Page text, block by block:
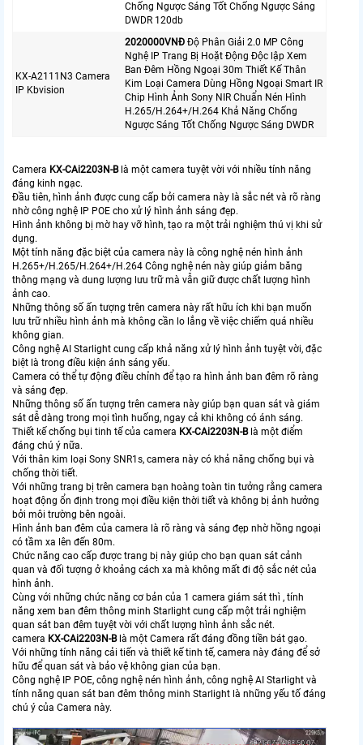
Chống Ngược Sáng Tốt Chống Ngược Sáng
DWDR 120db
KX-A2111N3 Camera
IP Kbvision
2020000VNÐ Độ Phân Giải 2.0 MP Công
Nghệ IP Trang Bị Hoặt Động Độc lập Xem
Ban Đêm Hồng Ngoại 30m Thiết Kế Thân
Kim Loại Camera Dùng Hồng Ngoại Smart IR
Chip Hình Ảnh Sony NIR Chuẩn Nén Hình
H.265/H.264+/H.264 Khả Năng Chống
Ngược Sáng Tốt Chống Ngược Sáng DWDR
Camera KX-CAi2203N-Blà một camera tuyệt vời với nhiều tính năng
đáng kinh ngạc.
Đầu tiên, hình ảnh được cung cấp bởi camera này là sắc nét và rõ ràng
nhờ công nghệ IP POE cho xử lý hình ảnh sáng đẹp.
Hình ảnh không bị mờ hay vỡ hình, tạo ra một trải nghiệm thú vị khi sử
dụng.
Một tính năng đặc biệt của camera này là công nghệ nén hình ảnh
H.265+/H.265/H.264+/H.264 Công nghệ nén này giúp giảm băng
thông mạng và dung lượng lưu trữ mà vẫn giữ được chất lượng hình
ảnh cao.
Những thông số ấn tượng trên camera này rất hữu ích khi bạn muốn
lưu trữ nhiều hình ảnh mà không cần lo lắng về việc chiếm quá nhiều
không gian.
Công nghệ AI Starlight cung cấp khả năng xử lý hình ảnh tuyệt vời, đặc
biệt là trong điều kiện ánh sáng yếu.
Camera có thể tự động điều chỉnh để tạo ra hình ảnh ban đêm rõ ràng
và sáng đẹp.
Những thông số ấn tượng trên camera này giúp bạn quan sát và giám
sát dễ dàng trong mọi tình huống, ngay cả khi không có ánh sáng.
Thiết kế chống bụi tinh tế của camera KX-CAi2203N-Blà một điểm
đáng chú ý nữa.
Với thân kim loại Sony SNR1s, camera này có khả năng chống bụi và
chống thời tiết.
Với những trang bị trên camera bạn hoàng toàn tin tưởng rằng camera
hoạt động ổn định trong mọi điều kiện thời tiết và không bị ảnh hưởng
bởi môi trường bên ngoài.
Hình ảnh ban đêm của camera là rõ ràng và sáng đẹp nhờ hồng ngoại
có tầm xa lên đến 80m.
Chức năng cao cấp được trang bị này giúp cho bạn quan sát cảnh
quan và đối tượng ở khoảng cách xa mà không mất đi độ sắc nét của
hình ảnh.
Cùng với những chức năng cơ bản của 1 camera giám sát thì , tính
năng xem ban đêm thông minh Starlight cung cấp một trải nghiệm
quan sát ban đêm tuyệt vời với chất lượng hình ảnh sắc nét.
camera KX-CAi2203N-Blà một Camera rất đáng đồng tiền bát gạo.
Với những tính năng cải tiến và thiết kế tinh tế, camera này đáng để sở
hữu để quan sát và bảo vệ không gian của bạn.
Công nghệ IP POE, công nghệ nén hình ảnh, công nghệ AI Starlight và
tính năng quan sát ban đêm thông minh Starlight là những yếu tố đáng
chú ý của Camera này.